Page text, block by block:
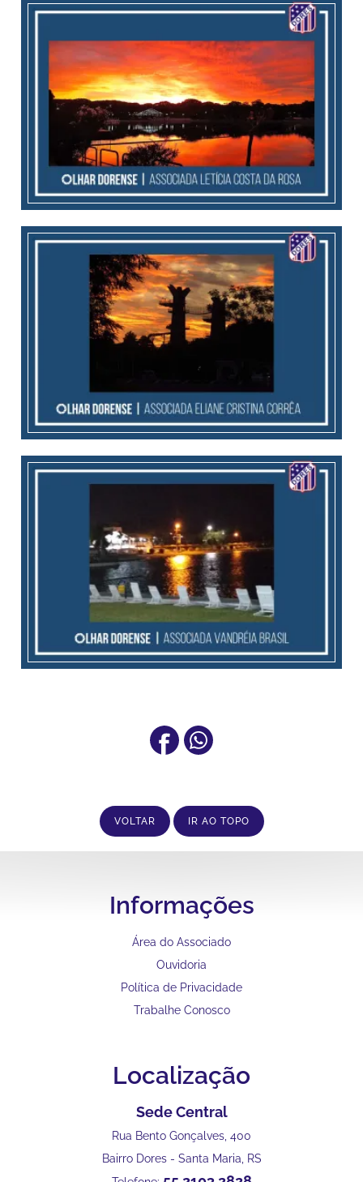
VOLTAR IR AO TOPO
Informações
Área do Associado
Ouvidoria
Política de Privacidade
Trabalhe Conosco
Localização
Sede Central
Rua Bento Gonçalves, 400
Bairro Dores - Santa Maria, RS